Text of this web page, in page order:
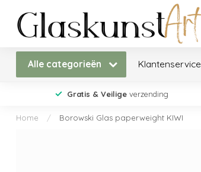
Alle categorieën Klantenservice
Gratis & Veiligeverzending
Home / Borowski Glas paperweight KIWI